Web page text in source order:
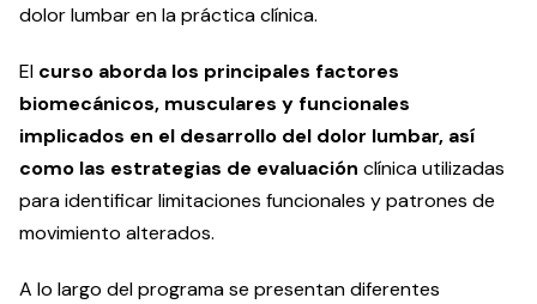
dolor lumbar en la práctica clínica.
El curso aborda los principales factores
biomecánicos, musculares y funcionales
implicados en el desarrollo del dolor lumbar, así
como las estrategias de evaluación clínica utilizadas
para identificar limitaciones funcionales y patrones de
movimiento alterados.
A lo largo del programa se presentan diferentes